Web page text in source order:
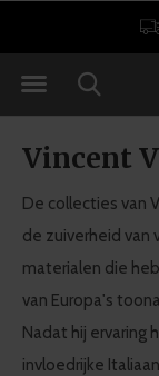
Vincent
De collecties van
de zuiverheid
materialen die
van Europa's
Nadat hij ervaring
invloedrijke